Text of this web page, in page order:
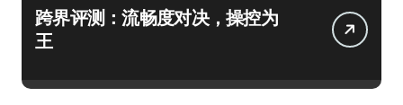
跨界评测：流畅度对决，操控为
王